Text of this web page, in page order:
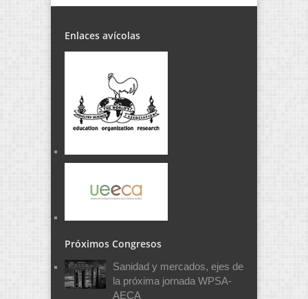
Enlaces avícolas
Próximos Congresos
Sanidad y mercados, ejes de
la próxima jornada WPSA-
AECA